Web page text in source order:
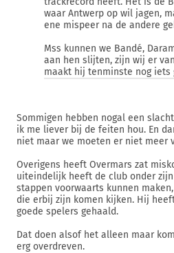
waar Antwerp op wil jagen,
ene mispeer na de andere
Mss kunnen we Bandé,
aan hen slijten, zijn wij er
maakt hij tenminste nog iets
Sommigen hebben nogal een
ik me liever bij de feiten hou. En
niet maar we moeten er niet meer
Overigens heeft Overmars zat
uiteindelijk heeft de club onder
stappen voorwaarts kunnen
die erbij zijn komen kijken. Hij
goede spelers gehaald.
Dat doen alsof het alleen maar
erg overdreven.